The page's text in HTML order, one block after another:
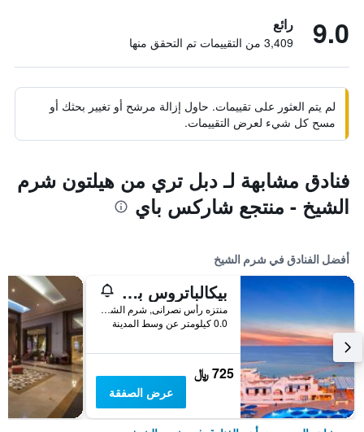
9.0 رائع
3,409 من التقييمات تم التحقق منها
لم يتم العثور على تقييمات. حاول إزالة مرشح أو تغيير بحثك أو
مسح كل شيء لعرض التقييمات.
فنادق مشابهة لـ دبل تري من هيلتون شرم
الشيخ - منتجع شاركس باي
أفضل الفنادق في شرم الشيخ
بيكالباتروس بالاس شرم آند أكوا بارك
منتزه رأس نصرانى, شرم الشيخ, مصر
0.0 كيلومتر عن وسط المدينة
725 ﷼
عرض الصفقة